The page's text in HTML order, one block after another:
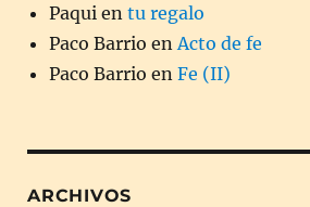
Paqui en tu regalo
Paco Barrio en Acto de fe
Paco Barrio en Fe (II)
ARCHIVOS